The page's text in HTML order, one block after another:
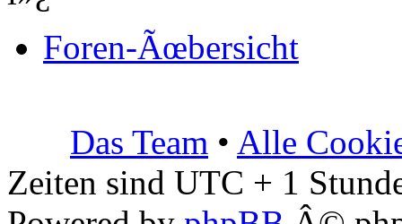
Foren-Ãœbersicht
Das Team • Alle
Zeiten sind UTC + 1